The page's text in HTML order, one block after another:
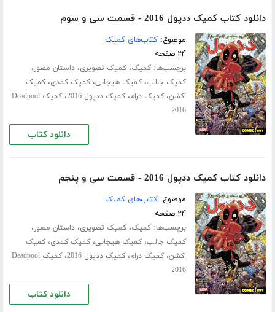
دانلود کتاب کمیک ددپول 2016 - قسمت سی‌ و سوم
موضوع:کتاب‌های کمیک
۲۴ صفحه
برچسب‌ها:کمیک،کمیک تصویری،داستان مصور،
کمیک جالب،کمیک هیجانی،کمیک کمدی،کمیک
اکشن،کمیک درام،کمیک ددپول 2016 ،
کمیک Deadpool
2016
دانلود کتاب
دانلود کتاب کمیک ددپول 2016 - قسمت سی‌ و پنجم
موضوع:کتاب‌های کمیک
۲۴ صفحه
برچسب‌ها:کمیک،کمیک تصویری،داستان مصور،
کمیک جالب،کمیک هیجانی،کمیک کمدی،کمیک
اکشن،کمیک درام،کمیک ددپول 2016 ،
کمیک Deadpool
2016
دانلود کتاب